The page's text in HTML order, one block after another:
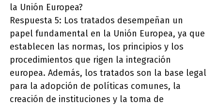
la Unión Europea?
Respuesta 5: Los tratados desempeñan un
papel fundamental en la Unión Europea, ya que
establecen las normas, los principios y los
procedimientos que rigen la integración
europea. Además, los tratados son la base legal
para la adopción de políticas comunes, la
creación de instituciones y la toma de